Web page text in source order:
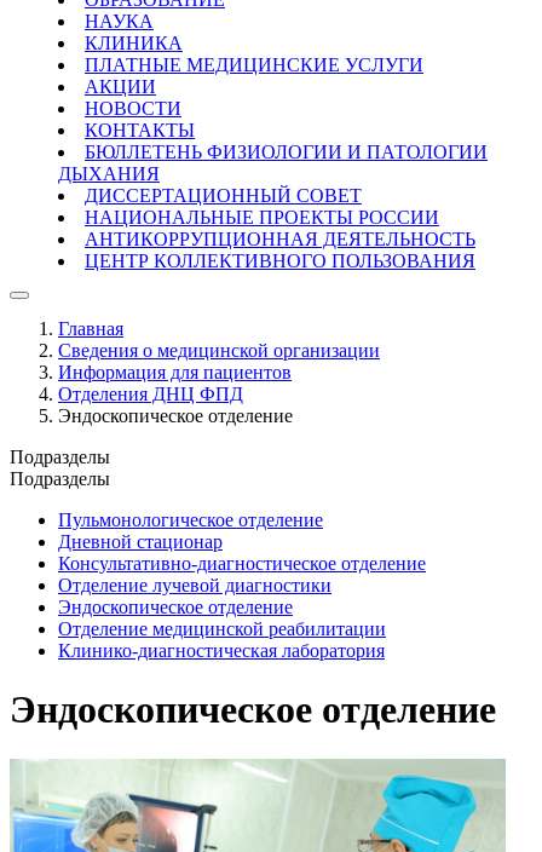
НАУКА
КЛИНИКА
ПЛАТНЫЕ МЕДИЦИНСКИЕ УСЛУГИ
АКЦИИ
НОВОСТИ
КОНТАКТЫ
БЮЛЛЕТЕНЬ ФИЗИОЛОГИИ И ПАТОЛОГИИ
ДЫХАНИЯ
ДИССЕРТАЦИОННЫЙ СОВЕТ
НАЦИОНАЛЬНЫЕ ПРОЕКТЫ РОССИИ
АНТИКОРРУПЦИОННАЯ ДЕЯТЕЛЬНОСТЬ
ЦЕНТР КОЛЛЕКТИВНОГО ПОЛЬЗОВАНИЯ
Главная
Сведения о медицинской организации
Информация для пациентов
Отделения ДНЦ ФПД
Эндоскопическое отделение
Подразделы
Подразделы
Пульмонологическое отделение
Дневной стационар
Консультативно-диагностическое отделение
Отделение лучевой диагностики
Эндоскопическое отделение
Отделение медицинской реабилитации
Клинико-диагностическая лаборатория
Эндоскопическое отделение